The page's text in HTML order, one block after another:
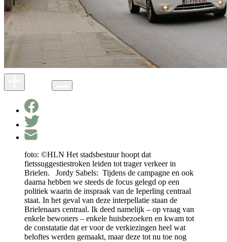
foto: ©HLN Het stadsbestuur hoopt dat
fietssuggestiestroken leiden tot trager verkeer in
Brielen. Jordy Sabels: Tijdens de campagne en ook
daarna hebben we steeds de focus gelegd op een
politiek waarin de inspraak van de Ieperling centraal
staat. In het geval van deze interpellatie staan de
Brielenaars centraal. Ik deed namelijk – op vraag van
enkele bewoners – enkele huisbezoeken en kwam tot
de constatatie dat er voor de verkiezingen heel wat
beloftes werden gemaakt, maar deze tot nu toe nog